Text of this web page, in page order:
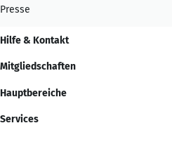
Presse
Hilfe & Kontakt
Mitgliedschaften
Hauptbereiche
Services